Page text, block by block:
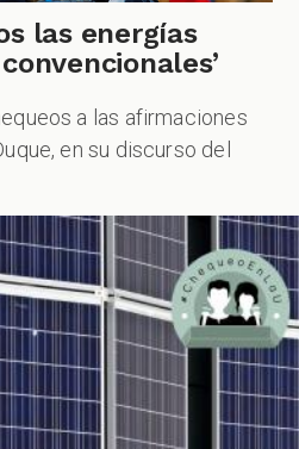
las energías
a las afirmaciones
en su discurso del